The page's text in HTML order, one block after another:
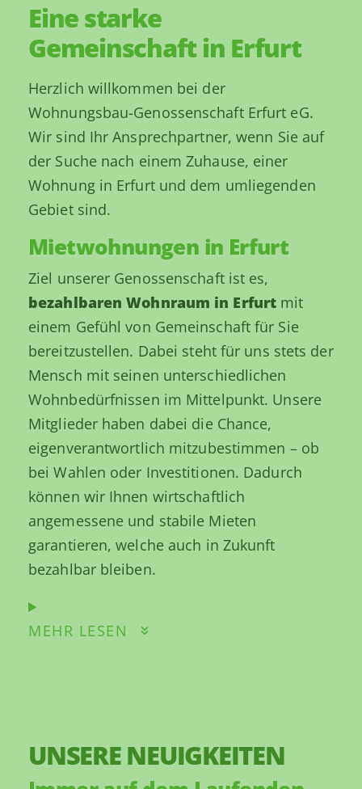
Eine starke
Gemeinschaft in Erfurt
Herzlich willkommen bei der
Wohnungsbau-Genossenschaft Erfurt eG.
Wir sind Ihr Ansprechpartner, wenn Sie auf
der Suche nach einem Zuhause, einer
Wohnung in Erfurt und dem umliegenden
Gebiet sind.
Mietwohnungen in Erfurt
Ziel unserer Genossenschaft ist es,
bezahlbaren Wohnraum in Erfurt mit
einem Gefühl von Gemeinschaft für Sie
bereitzustellen. Dabei steht für uns stets der
Mensch mit seinen unterschiedlichen
Wohnbedürfnissen im Mittelpunkt. Unsere
Mitglieder haben dabei die Chance,
eigenverantwortlich mitzubestimmen – ob
bei Wahlen oder Investitionen. Dadurch
können wir Ihnen wirtschaftlich
angemessene und stabile Mieten
garantieren, welche auch in Zukunft
bezahlbar bleiben.
MEHR LESEN
UNSERE NEUIGKEITEN